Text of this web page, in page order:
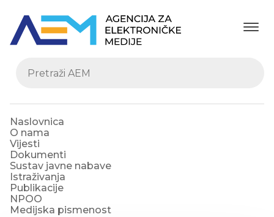
Naslovnica
O nama
Vijesti
Dokumenti
Sustav javne nabave
Istraživanja
Publikacije
NPOO
Medijska pismenost